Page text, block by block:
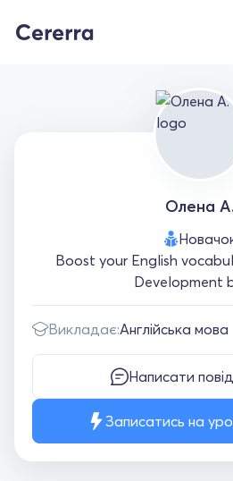
Олена
Boost your English
Development
Викладає:Англійська мова
Написати
Записатись на